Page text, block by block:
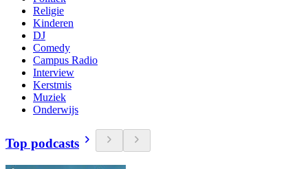
Religie
Kinderen
DJ
Comedy
Campus Radio
Interview
Kerstmis
Muziek
Onderwijs
Top podcasts